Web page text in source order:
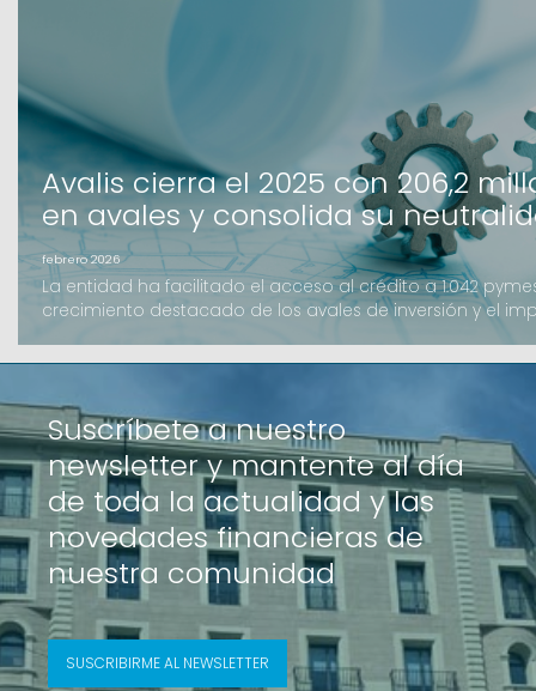
Avalis cierra el 2025 con 206,2
en avales y consolida su
febrero 2026
La entidad ha facilitado el acceso al crédito a 1.042
crecimiento destacado de los avales de inversión y el
importe formalizado de 206,2 millones de euros, una
Suscríbete a nuestro
newsletter y mantente al día
de toda la actualidad y las
novedades financieras de
nuestra comunidad
SUSCRIBIRME AL NEWSLETTER